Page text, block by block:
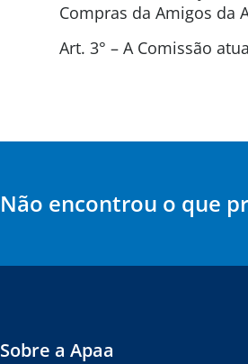
Compras da Amigos da
Art. 3° – A Comissão
Não encontrou o que
Sobre a Apaa